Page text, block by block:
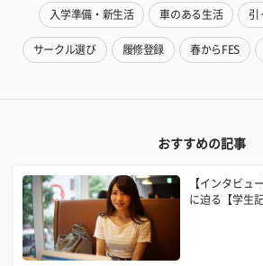
入学準備・新生活 車のある生活 引
サークル選び 履修登録 春からFES
おすすめの記事
【インタビュ
に迫る【学生記